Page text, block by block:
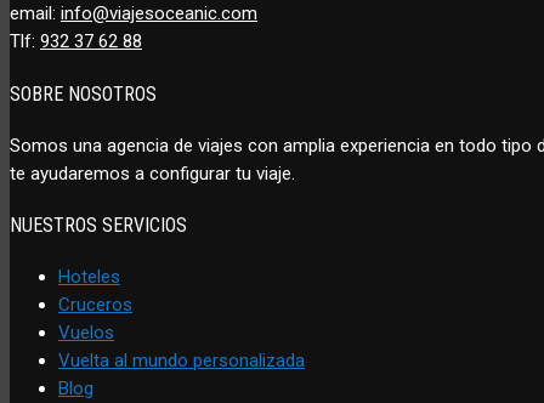
email: info@viajesoceanic.com
Tlf: 932 37 62 88
SOBRE NOSOTROS
Somos una agencia de viajes con amplia experiencia en todo
te ayudaremos a configurar tu viaje.
NUESTROS SERVICIOS
Hoteles
Cruceros
Vuelos
Vuelta al mundo personalizada
Blog